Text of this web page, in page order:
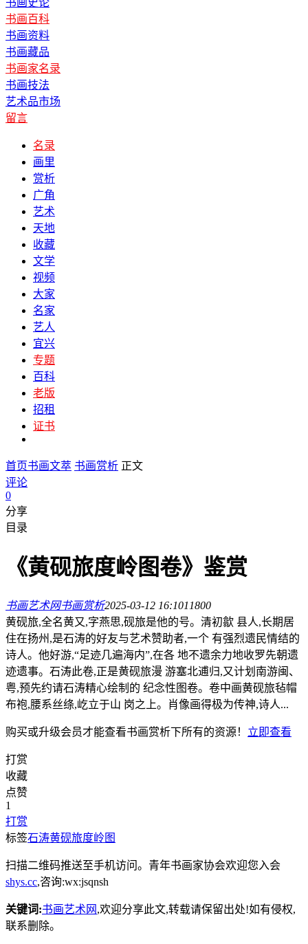
书画百科
书画资料
书画藏品
书画家名录
书画技法
艺术品市场
留言
名录
画里
赏析
广角
艺术
天地
收藏
文学
视频
大家
名家
艺人
宜兴
专题
百科
老版
招租
证书
首页书画文萃 书画赏析 正文
评论
0
分享
目录
《黄砚旅度岭图卷》鉴赏
书画艺术网书画赏析2025-03-12 16:1011800
黄砚旅,全名黄又,字燕思,砚旅是他的号。清初歙 县人,长期居
住在扬州,是石涛的好友与艺术赞助者,一个 有强烈遗民情结的
诗人。他好游,“足迹几遍海内”,在各 地不遗余力地收罗先朝遗
迹遗事。石涛此卷,正是黄砚旅漫 游塞北逋归,又计划南游闽、
粤,预先约请石涛精心绘制的 纪念性图卷。卷中画黄砚旅毡帽
布袍,腰系丝绦,屹立于山 岗之上。肖像画得极为传神,诗人...
购买或升级会员才能查看书画赏析下所有的资源！ 立即查看
打赏
收藏
点赞
1
打赏
标签石涛黄砚旅度岭图
扫描二维码推送至手机访问。青年书画家协会欢迎您入会
shys.cc,咨询:wx:jsqnsh
关键词:书画艺术网 ,欢迎分享此文,转载请保留出处!如有侵权,
联系删除。